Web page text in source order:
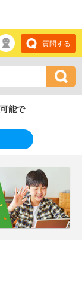
質問する
能で